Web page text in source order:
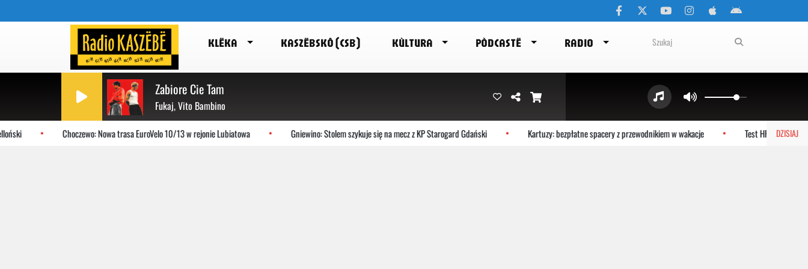
KLËKA KASZËBSKÔ (CSB) KÙLTURA PÒDCASTË RADIO
Zabiore Cie Tam
Fukaj, Vito Bambino
DZISIAJ
Choczewo: Nowa trasa EuroVelo 10/13 w rejonie Lubiatowa Gniewino: Stolem szykuje się na mecz z KP Starogard Gdański Kartuzy: bezpłatne spacery z przewodnikiem w wakacje Test HPV HR